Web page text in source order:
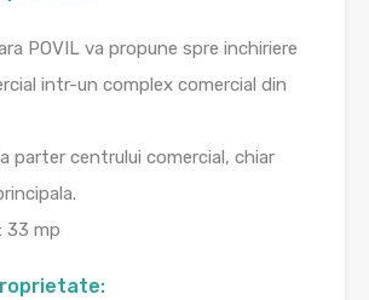
POVIL va propune spre inchiriere
intr-un complex comercial din
parter centrului comercial, chiar
33 mp